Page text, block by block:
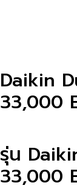
Daikin
33,000
รุ่น
33,000